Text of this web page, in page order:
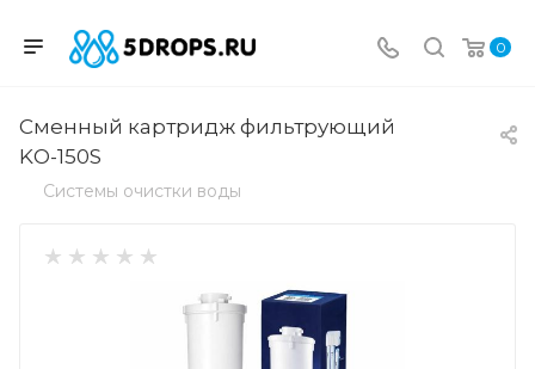
0
Сменный картридж фильтрующий
KО-150S
Системы очистки воды